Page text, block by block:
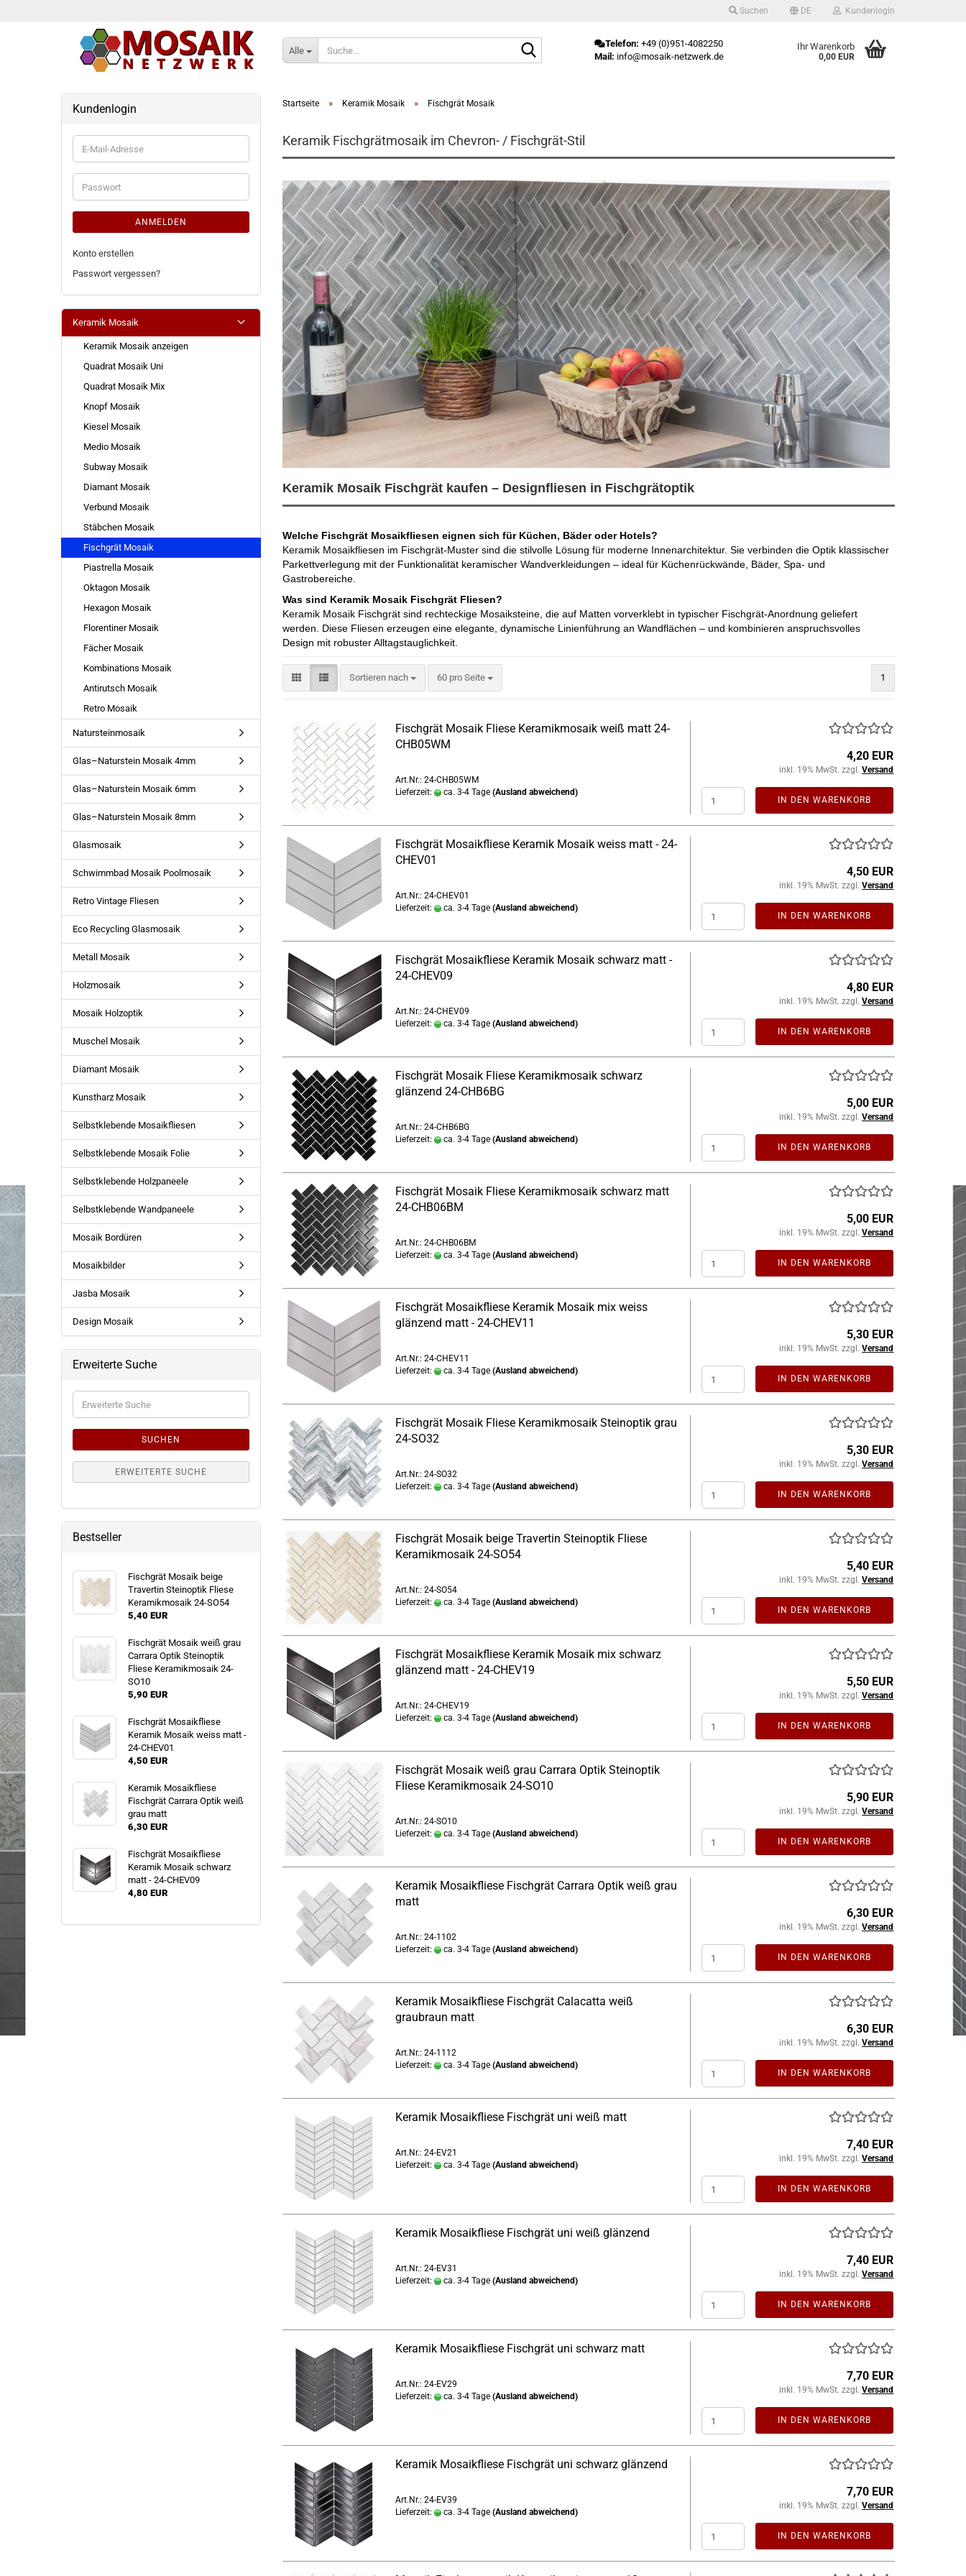
Suchen DE Kundenlogin
Alle
Telefon: +49 (0)951-4082250
Mail: info@mosaik-netzwerk.de
Ihr Warenkorb
0,00 EUR
Startseite » Keramik Mosaik » Fischgrät Mosaik
Keramik Fischgrätmosaik im Chevron- / Fischgrät-Stil
Keramik Mosaik Fischgrät kaufen – Designfliesen in Fischgrätoptik
Welche Fischgrät Mosaikfliesen eignen sich für Küchen, Bäder oder Hotels?
Keramik Mosaikfliesen im Fischgrät-Muster sind die stilvolle Lösung für moderne Innenarchitektur. Sie verbinden die Optik klassischer
Parkettverlegung mit der Funktionalität keramischer Wandverkleidungen – ideal für Küchenrückwände, Bäder, Spa- und
Gastrobereiche.
Was sind Keramik Mosaik Fischgrät Fliesen?
Keramik Mosaik Fischgrät sind rechteckige Mosaiksteine, die auf Matten vorverklebt in typischer Fischgrät-Anordnung geliefert
werden. Diese Fliesen erzeugen eine elegante, dynamische Linienführung an Wandflächen – und kombinieren anspruchsvolles
Design mit robuster Alltagstauglichkeit.
Sortieren nach
Sortieren nach 60 pro Seite
pro Seite 1
Fischgrät Mosaik Fliese Keramikmosaik weiß matt 24-
CHB05WM
Art.Nr.: 24-CHB05WM
Lieferzeit:
ca. 3-4 Tage (Ausland abweichend)
4,20 EUR
inkl. 19% MwSt. zzgl.Versand
IN DEN WARENKORB
Fischgrät Mosaikfliese Keramik Mosaik weiss matt - 24-
CHEV01
Art.Nr.: 24-CHEV01
Lieferzeit:
ca. 3-4 Tage (Ausland abweichend)
4,50 EUR
inkl. 19% MwSt. zzgl.Versand
IN DEN WARENKORB
Fischgrät Mosaikfliese Keramik Mosaik schwarz matt -
24-CHEV09
Art.Nr.: 24-CHEV09
Lieferzeit:
ca. 3-4 Tage (Ausland abweichend)
4,80 EUR
inkl. 19% MwSt. zzgl.Versand
IN DEN WARENKORB
Fischgrät Mosaik Fliese Keramikmosaik schwarz
glänzend 24-CHB6BG
Art.Nr.: 24-CHB6BG
Lieferzeit:
ca. 3-4 Tage (Ausland abweichend)
5,00 EUR
inkl. 19% MwSt. zzgl.Versand
IN DEN WARENKORB
Fischgrät Mosaik Fliese Keramikmosaik schwarz matt
24-CHB06BM
Art.Nr.: 24-CHB06BM
Lieferzeit:
ca. 3-4 Tage (Ausland abweichend)
5,00 EUR
inkl. 19% MwSt. zzgl.Versand
IN DEN WARENKORB
Fischgrät Mosaikfliese Keramik Mosaik mix weiss
glänzend matt - 24-CHEV11
Art.Nr.: 24-CHEV11
Lieferzeit:
ca. 3-4 Tage (Ausland abweichend)
5,30 EUR
inkl. 19% MwSt. zzgl.Versand
IN DEN WARENKORB
Fischgrät Mosaik Fliese Keramikmosaik Steinoptik grau
24-SO32
Art.Nr.: 24-SO32
Lieferzeit:
ca. 3-4 Tage (Ausland abweichend)
5,30 EUR
inkl. 19% MwSt. zzgl.Versand
IN DEN WARENKORB
Fischgrät Mosaik beige Travertin Steinoptik Fliese
Keramikmosaik 24-SO54
Art.Nr.: 24-SO54
Lieferzeit:
ca. 3-4 Tage (Ausland abweichend)
5,40 EUR
inkl. 19% MwSt. zzgl.Versand
IN DEN WARENKORB
Fischgrät Mosaikfliese Keramik Mosaik mix schwarz
glänzend matt - 24-CHEV19
Art.Nr.: 24-CHEV19
Lieferzeit:
ca. 3-4 Tage (Ausland abweichend)
5,50 EUR
inkl. 19% MwSt. zzgl.Versand
IN DEN WARENKORB
Fischgrät Mosaik weiß grau Carrara Optik Steinoptik
Fliese Keramikmosaik 24-SO10
Art.Nr.: 24-SO10
Lieferzeit:
ca. 3-4 Tage (Ausland abweichend)
5,90 EUR
inkl. 19% MwSt. zzgl.Versand
IN DEN WARENKORB
Keramik Mosaikfliese Fischgrät Carrara Optik weiß grau
matt
Art.Nr.: 24-1102
Lieferzeit:
ca. 3-4 Tage (Ausland abweichend)
6,30 EUR
inkl. 19% MwSt. zzgl.Versand
IN DEN WARENKORB
Keramik Mosaikfliese Fischgrät Calacatta weiß
graubraun matt
Art.Nr.: 24-1112
Lieferzeit:
ca. 3-4 Tage (Ausland abweichend)
6,30 EUR
inkl. 19% MwSt. zzgl.Versand
IN DEN WARENKORB
Keramik Mosaikfliese Fischgrät uni weiß matt
Art.Nr.: 24-EV21
Lieferzeit:
ca. 3-4 Tage (Ausland abweichend)
7,40 EUR
inkl. 19% MwSt. zzgl.Versand
IN DEN WARENKORB
Keramik Mosaikfliese Fischgrät uni weiß glänzend
Art.Nr.: 24-EV31
Lieferzeit:
ca. 3-4 Tage (Ausland abweichend)
7,40 EUR
inkl. 19% MwSt. zzgl.Versand
IN DEN WARENKORB
Keramik Mosaikfliese Fischgrät uni schwarz matt
Art.Nr.: 24-EV29
Lieferzeit:
ca. 3-4 Tage (Ausland abweichend)
7,70 EUR
inkl. 19% MwSt. zzgl.Versand
IN DEN WARENKORB
Keramik Mosaikfliese Fischgrät uni schwarz glänzend
Art.Nr.: 24-EV39
Lieferzeit:
ca. 3-4 Tage (Ausland abweichend)
7,70 EUR
inkl. 19% MwSt. zzgl.Versand
IN DEN WARENKORB
Kundenlogin
E-
Mail-
Adresse
Passwort
ANMELDEN
Konto erstellen
Passwort vergessen?
Keramik Mosaik
Keramik Mosaik anzeigen
Quadrat Mosaik Uni
Quadrat Mosaik Mix
Knopf Mosaik
Kiesel Mosaik
Medio Mosaik
Subway Mosaik
Diamant Mosaik
Verbund Mosaik
Stäbchen Mosaik
Fischgrät Mosaik
Piastrella Mosaik
Oktagon Mosaik
Hexagon Mosaik
Florentiner Mosaik
Fächer Mosaik
Kombinations Mosaik
Antirutsch Mosaik
Retro Mosaik
Natursteinmosaik
Glas–Naturstein Mosaik 4mm
Glas–Naturstein Mosaik 6mm
Glas–Naturstein Mosaik 8mm
Glasmosaik
Schwimmbad Mosaik Poolmosaik
Retro Vintage Fliesen
Eco Recycling Glasmosaik
Metall Mosaik
Holzmosaik
Mosaik Holzoptik
Muschel Mosaik
Diamant Mosaik
Kunstharz Mosaik
Selbstklebende Mosaikfliesen
Selbstklebende Mosaik Folie
Selbstklebende Holzpaneele
Selbstklebende Wandpaneele
Mosaik Bordüren
Mosaikbilder
Jasba Mosaik
Design Mosaik
Erweiterte Suche
Erweiterte
Suche
SUCHEN
ERWEITERTE SUCHE
Bestseller
Fischgrät Mosaik beige
Travertin Steinoptik Fliese
Keramikmosaik 24-SO54
5,40 EUR
Fischgrät Mosaik weiß grau
Carrara Optik Steinoptik
Fliese Keramikmosaik 24-
SO10
5,90 EUR
Fischgrät Mosaikfliese
Keramik Mosaik weiss matt -
24-CHEV01
4,50 EUR
Keramik Mosaikfliese
Fischgrät Carrara Optik weiß
grau matt
6,30 EUR
Fischgrät Mosaikfliese
Keramik Mosaik schwarz
matt - 24-CHEV09
4,80 EUR